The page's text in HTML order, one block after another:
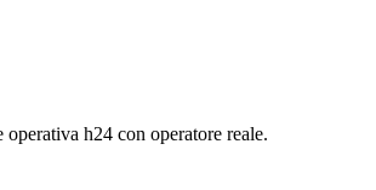
h24 con operatore reale.